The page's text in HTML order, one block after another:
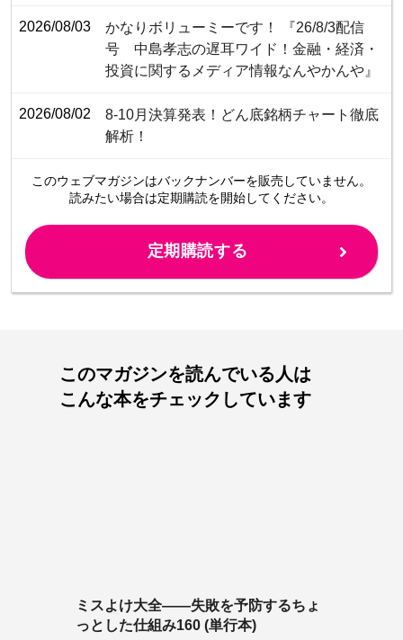
2026/08/03
かなりボリューミーです！ 『26/8/3配信
号 中島孝志の遅耳ワイド！金融・経済・
投資に関するメディア情報なんやかんや』
2026/08/02
8-10月決算発表！どん底銘柄チャート徹底
解析！
このウェブマガジンはバックナンバーを販売していません。
読みたい場合は定期購読を開始してください。
定期購読する
このマガジンを読んでいる人は
こんな本をチェックしています
ミスよけ大全――失敗を予防するちょ
っとした仕組み160 (単行本)